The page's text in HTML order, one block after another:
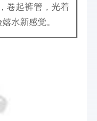
卷起裤管，光着
水新感觉。